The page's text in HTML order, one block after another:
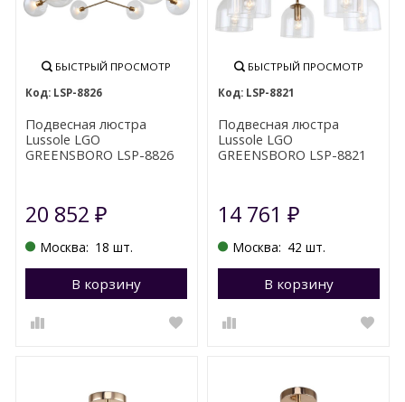
БЫСТРЫЙ ПРОСМОТР
LSP-8826
Подвесная люстра
Lussole LGO
GREENSBORO LSP-8826
20 852₽
Москва: 18 шт.
В корзину Перейти в корзину
БЫСТРЫЙ ПРОСМОТР
LSP-8821
Подвесная люстра
Lussole LGO
GREENSBORO LSP-8821
14 761 ₽
Москва: 42 шт.
В корзину